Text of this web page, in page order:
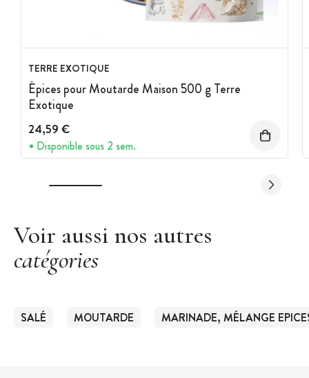
TERRE EXOTIQUE
Épices pour Moutarde Maison 500 g Terre
Exotique
24,59 €
Disponible sous 2 sem.
Voir aussi nos autres
catégories
SALÉ MOUTARDE MARINADE, MÉLANGE